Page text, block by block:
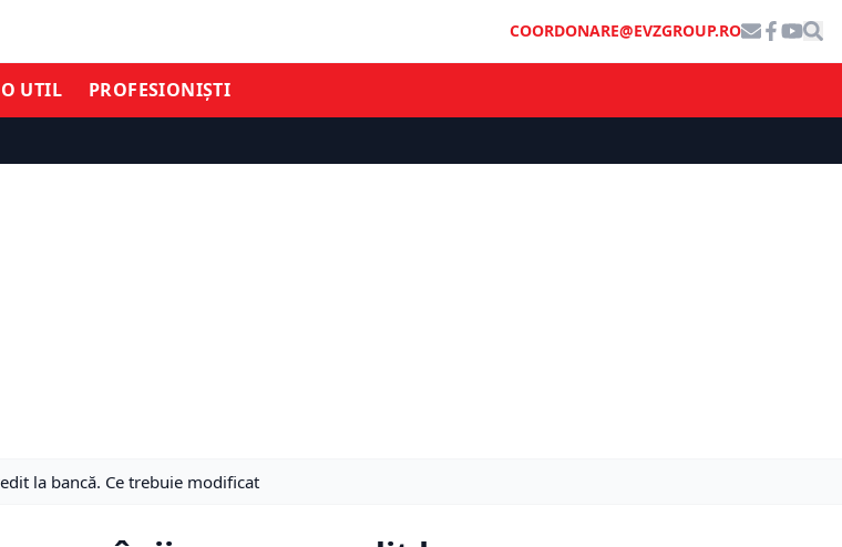
COORDONARE@EVZGROUP.RO
UTIL PROFESIONIȘTI
la bancă. Ce trebuie modificat